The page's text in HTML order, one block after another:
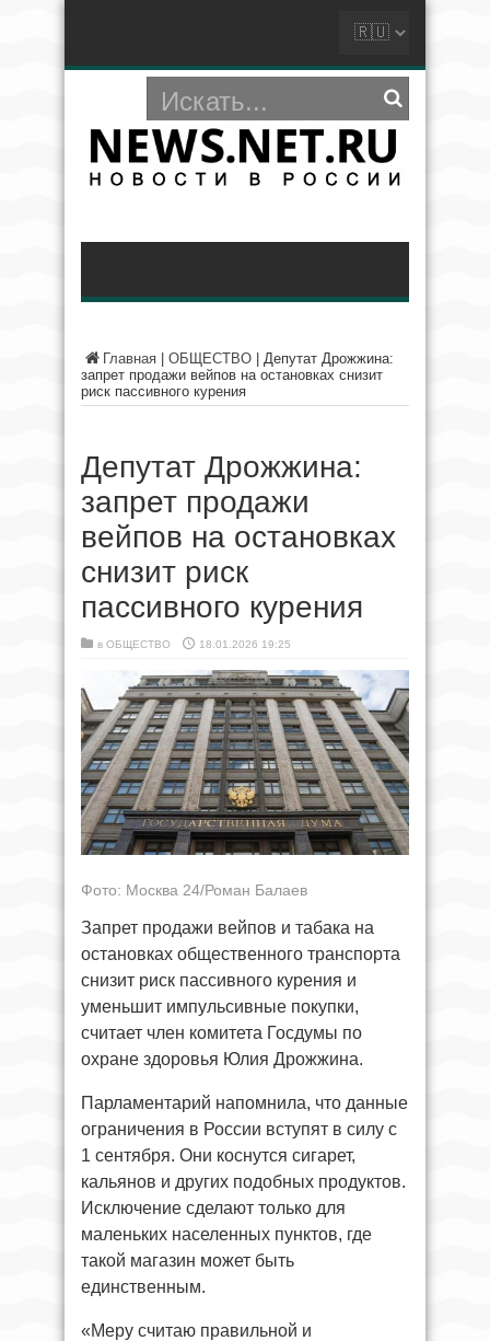
Главная ОБЩЕСТВО
Депутат Дрожжина:
запрет продажи вейпов на остановках снизит
риск пассивного курения
Депутат Дрожжина:
запрет продажи
вейпов на остановках
снизит риск
пассивного курения
в ОБЩЕСТВО 18.01.2026 19:25
Фото: Москва 24/Роман Балаев
Запрет продажи вейпов и табака на
остановках общественного транспорта
снизит риск пассивного курения и
уменьшит импульсивные покупки,
считает член комитета Госдумы по
охране здоровья Юлия Дрожжина.
Парламентарий напомнила, что данные
ограничения в России вступят в силу с
1 сентября. Они коснутся сигарет,
кальянов и других подобных продуктов.
Исключение сделают только для
маленьких населенных пунктов, где
такой магазин может быть
единственным.
«Меру считаю правильной и